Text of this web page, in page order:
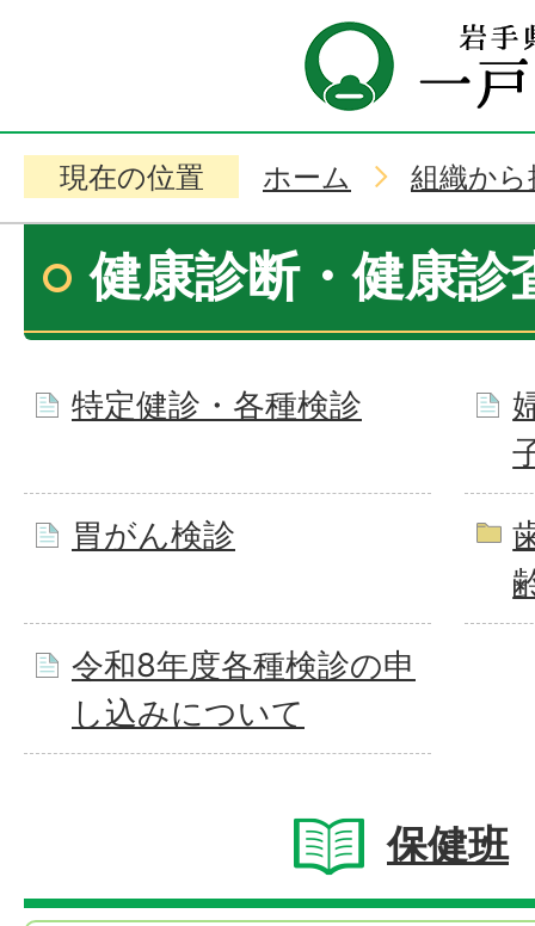
現在の位置 ホーム 組織か
健康診断・健康診
特定健診・各種検診
胃がん検診
令和8年度各種検診の申
し込みについて
保健班